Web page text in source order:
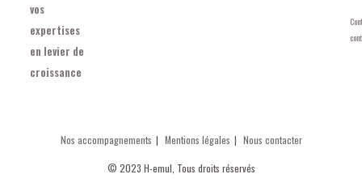
vos
expertises
en levier de
croissance
Nos accompagnements Mentions légales Nous contacter
© 2023 H-emul, Tous droits réservés